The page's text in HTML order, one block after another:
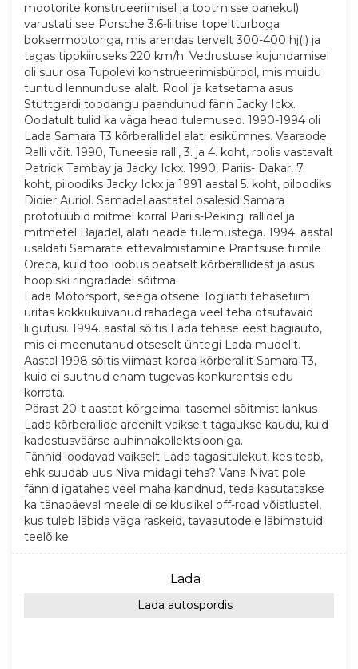
mootorite konstrueerimisel ja tootmisse panekul)
varustati see Porsche 3.6-liitrise topeltturboga
boksermootoriga, mis arendas tervelt 300-400 hj(!) ja
tagas tippkiiruseks 220 km/h. Vedrustuse kujundamisel
oli suur osa Tupolevi konstrueerimisbürool, mis muidu
tuntud lennunduse alalt. Rooli ja katsetama asus
Stuttgardi toodangu paandunud fänn Jacky Ickx.
Oodatult tulid ka väga head tulemused. 1990-1994 oli
Lada Samara T3 kõrberallidel alati esikümnes. Vaaraode
Ralli võit. 1990, Tuneesia ralli, 3. ja 4. koht, roolis vastavalt
Patrick Tambay ja Jacky Ickx. 1990, Pariis- Dakar, 7.
koht, piloodiks Jacky Ickx ja 1991 aastal 5. koht, piloodiks
Didier Auriol. Samadel aastatel osalesid Samara
prototüübid mitmel korral Pariis-Pekingi rallidel ja
mitmetel Bajadel, alati heade tulemustega. 1994. aastal
usaldati Samarate ettevalmistamine Prantsuse tiimile
Oreca, kuid too loobus peatselt kõrberallidest ja asus
hoopiski ringradadel sõitma.
Lada Motorsport, seega otsene Togliatti tehasetiim
üritas kokkukuivanud rahadega veel teha otsutavaid
liigutusi. 1994. aastal sõitis Lada tehase eest bagiauto,
mis ei meenutanud otseselt ühtegi Lada mudelit.
Aastal 1998 sõitis viimast korda kõrberallit Samara T3,
kuid ei suutnud enam tugevas konkurentsis edu
korrata.
Pärast 20-t aastat kõrgeimal tasemel sõitmist lahkus
Lada kõrberallide areenilt vaikselt tagaukse kaudu, kuid
kadestusväärse auhinnakollektsiooniga.
Fännid loodavad vaikselt Lada tagasitulekut, kes teab,
ehk suudab uus Niva midagi teha? Vana Nivat pole
fännid igatahes veel maha kandnud, teda kasutatakse
ka tänapäeval meeleldi seikluslikel off-road võistlustel,
kus tuleb läbida väga raskeid, tavaautodele läbimatuid
teelõike.
Lada
Lada autospordis